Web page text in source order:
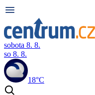
sobota 8. 8.
so 8. 8.
18°C